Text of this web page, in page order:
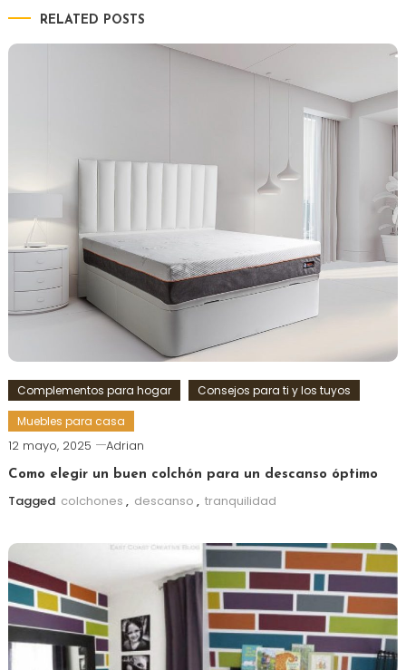
RELATED POSTS
Complementos para hogar
Consejos para ti y los tuyos
Muebles para casa
12 mayo, 2025 Adrian
Como elegir un buen colchón para un descanso óptimo
Tagged colchones , descanso , tranquilidad